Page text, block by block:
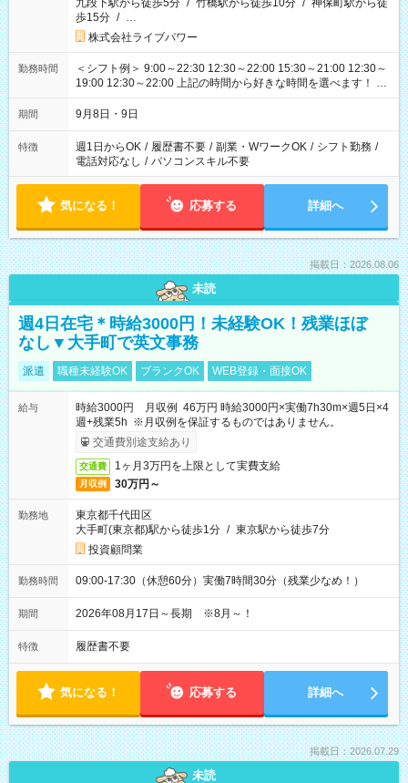
九段下駅から徒歩5分 / 竹橋駅から徒歩10分 / 神保町駅から徒
歩15分 / …
株式会社ライブパワー
勤務時間
＜シフト例＞ 9:00～22:30 12:30～22:00 15:30～21:00 12:30～
19:00 12:30～22:00 上記の時間から好きな時間を選べます！ ※
時間は変更となる可能性があります
期間 9月8日・9日
特徴 週1日からOK / 履歴書不要 / 副業・WワークOK / シフト勤務 /
電話対応なし / パソコンスキル不要
気になる！ 応募する 詳細へ
掲載日：2026.08.06
未読
週4日在宅＊時給3000円！未経験OK！残業ほぼ
なし▼大手町で英文事務
派遣 職種未経験OK ブランクOK WEB登録・面接OK
給与
時給3000円 月収例 46万円 時給3000円×実働7h30m×週5日×4
週+残業5h ※月収例を保証するものではありません。
交通費別途支給あり
交通費 1ヶ月3万円を上限として実費支給
月収例 30万円～
勤務地
東京都千代田区
大手町(東京都)駅から徒歩1分 / 東京駅から徒歩7分
投資顧問業
勤務時間 09:00-17:30（休憩60分）実働7時間30分（残業少なめ！）
期間 2026年08月17日～長期 ※8月～！
特徴 履歴書不要
気になる！ 応募する 詳細へ
掲載日：2026.07.29
未読